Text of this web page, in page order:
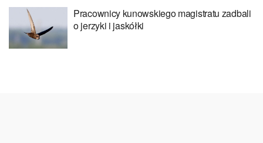
Pracownicy kunowskiego magistratu zadbali
o jerzyki i jaskółki